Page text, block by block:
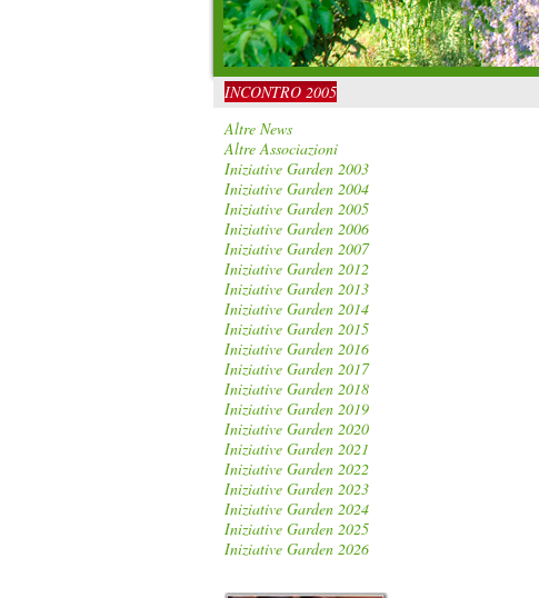
INCONTRO 2005
Altre News
Altre Associazioni
Iniziative Garden 2003
Iniziative Garden 2004
Iniziative Garden 2005
Iniziative Garden 2006
Iniziative Garden 2007
Iniziative Garden 2012
Iniziative Garden 2013
Iniziative Garden 2014
Iniziative Garden 2015
Iniziative Garden 2016
Iniziative Garden 2017
Iniziative Garden 2018
Iniziative Garden 2019
Iniziative Garden 2020
Iniziative Garden 2021
Iniziative Garden 2022
Iniziative Garden 2023
Iniziative Garden 2024
Iniziative Garden 2025
Iniziative Garden 2026